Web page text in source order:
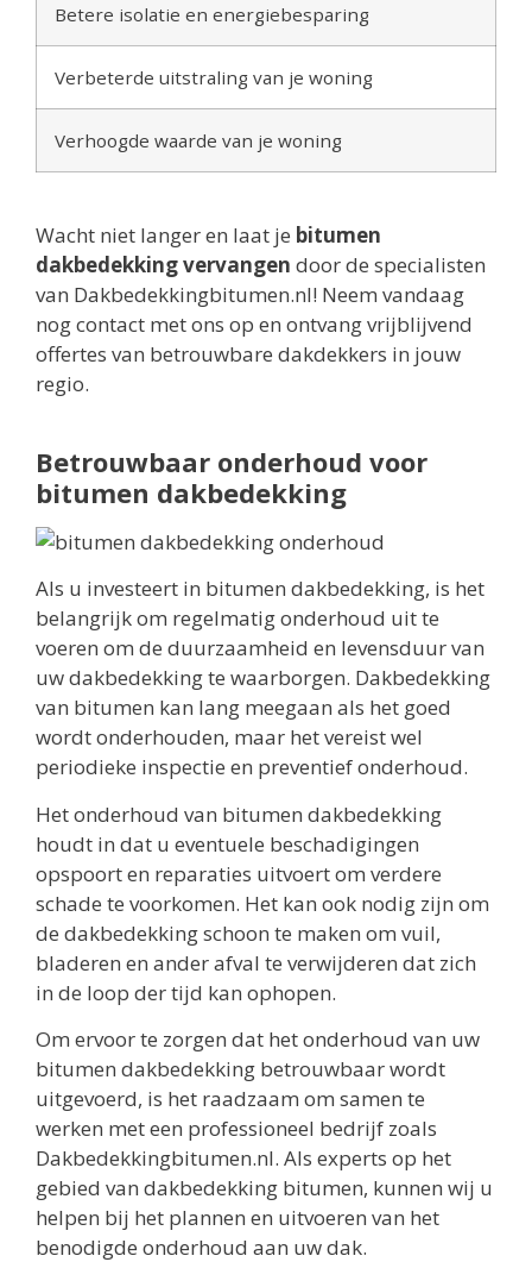
Betere isolatie en energiebesparing
Verbeterde uitstraling van je woning
Verhoogde waarde van je woning
Wacht niet langer en laat je bitumen
dakbedekking vervangen door de specialisten
van Dakbedekkingbitumen.nl! Neem vandaag
nog contact met ons op en ontvang vrijblijvend
offertes van betrouwbare dakdekkers in jouw
regio.
Betrouwbaar onderhoud voor
bitumen dakbedekking
Als u investeert in bitumen dakbedekking, is het
belangrijk om regelmatig onderhoud uit te
voeren om de duurzaamheid en levensduur van
uw dakbedekking te waarborgen. Dakbedekking
van bitumen kan lang meegaan als het goed
wordt onderhouden, maar het vereist wel
periodieke inspectie en preventief onderhoud.
Het onderhoud van bitumen dakbedekking
houdt in dat u eventuele beschadigingen
opspoort en reparaties uitvoert om verdere
schade te voorkomen. Het kan ook nodig zijn om
de dakbedekking schoon te maken om vuil,
bladeren en ander afval te verwijderen dat zich
in de loop der tijd kan ophopen.
Om ervoor te zorgen dat het onderhoud van uw
bitumen dakbedekking betrouwbaar wordt
uitgevoerd, is het raadzaam om samen te
werken met een professioneel bedrijf zoals
Dakbedekkingbitumen.nl. Als experts op het
gebied van dakbedekking bitumen, kunnen wij u
helpen bij het plannen en uitvoeren van het
benodigde onderhoud aan uw dak.